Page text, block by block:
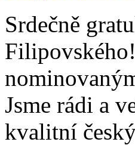
Srdečně
Jsme rádi a
kvalitní